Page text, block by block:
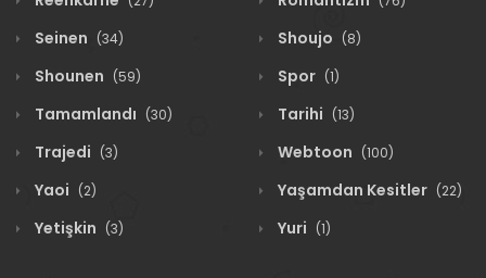
Seinen (34) Shoujo (8)
Shounen (59) Spor (1)
Tamamlandı (30) Tarihi (13)
Trajedi (3) Webtoon (100)
Yaoi (2) Yaşamdan Kesitler (22)
Yetişkin (3) Yuri (1)